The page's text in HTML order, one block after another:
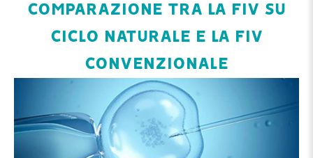
COMPARAZIONE TRA LA FIV SU
CICLO NATURALE E LA FIV
CONVENZIONALE